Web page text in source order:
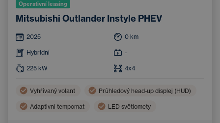
Operativní leasing
Mitsubishi Outlander Instyle PHEV
2025 0 km
Hybridní -
225 kW 4x4
Vyhřívaný volant Průhledový head-up displej (HUD)
Adaptivní tempomat LED světlomety